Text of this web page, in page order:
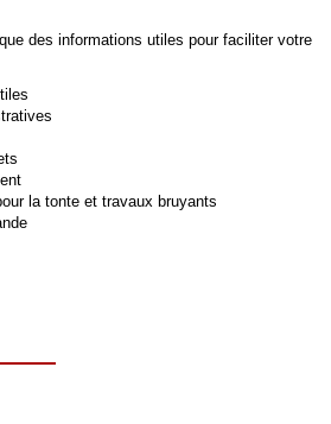
des informations utiles pour faciliter votre
la tonte et travaux bruyants